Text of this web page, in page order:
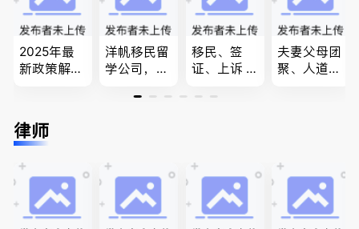
2025年最
新政策解
免费咨询各
类疑难签证
团聚，投资
移民以及各
类省提名和
技术移民
洋帆移民留
学公司，精
签各类签证
民和魁北克
PEQ60472
08731
移民、签
证、上诉 --
责、全程跟
夫妻父母团
聚、人道移
移民签证
、翻译和海
牙认证
律师